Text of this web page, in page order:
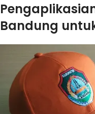
Bandung